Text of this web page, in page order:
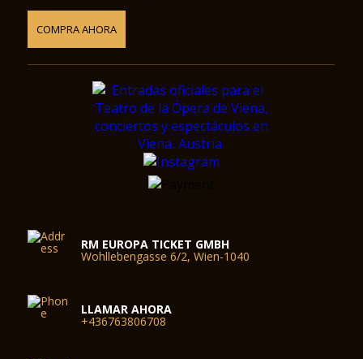
COMPRA AHORA
RM EUROPA TICKET GMBH
Wohllebengasse 6/2, Wien-1040
LLAMAR AHORA
+436763806708